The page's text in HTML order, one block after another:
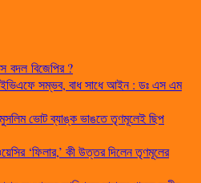
বদল বিজেপির ?
সম্ভব, বাধ সাধে আইন : ডঃ এস এম
ভোট ব্যাঙ্ক ভাঙতে তৃণমূলেই ছিপ
‘ফিলার,’ কী উত্তর দিলেন তৃণমূলের